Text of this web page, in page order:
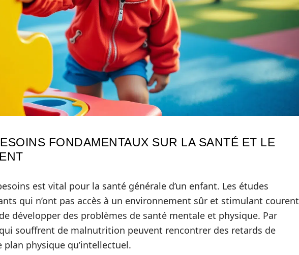
FONDAMENTAUX SUR LA SANTÉ ET LE
est vital pour la santé générale d’un enfant. Les études
qui n’ont pas accès à un environnement sûr et stimulant courent
développer des problèmes de santé mentale et physique. Par
souffrent de malnutrition peuvent rencontrer des retards de
physique qu’intellectuel.